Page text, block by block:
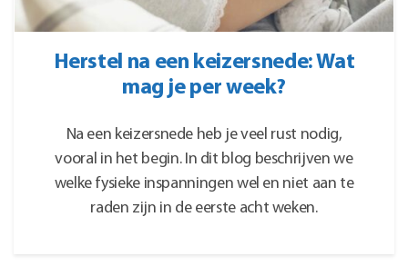
Herstel na een keizersnede: Wat
mag je per week?
Na een keizersnede heb je veel rust nodig,
vooral in het begin. In dit blog beschrijven we
welke fysieke inspanningen wel en niet aan te
raden zijn in de eerste acht weken.